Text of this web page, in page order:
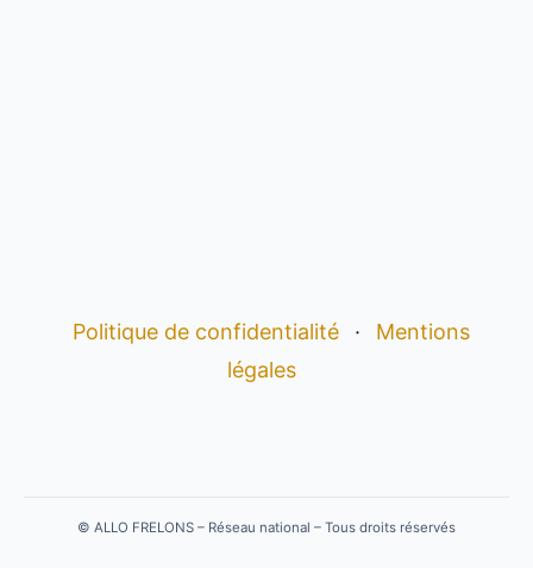
Politique de confidentialité ·
Mentions
légales
© ALLO FRELONS – Réseau national – Tous droits réservés